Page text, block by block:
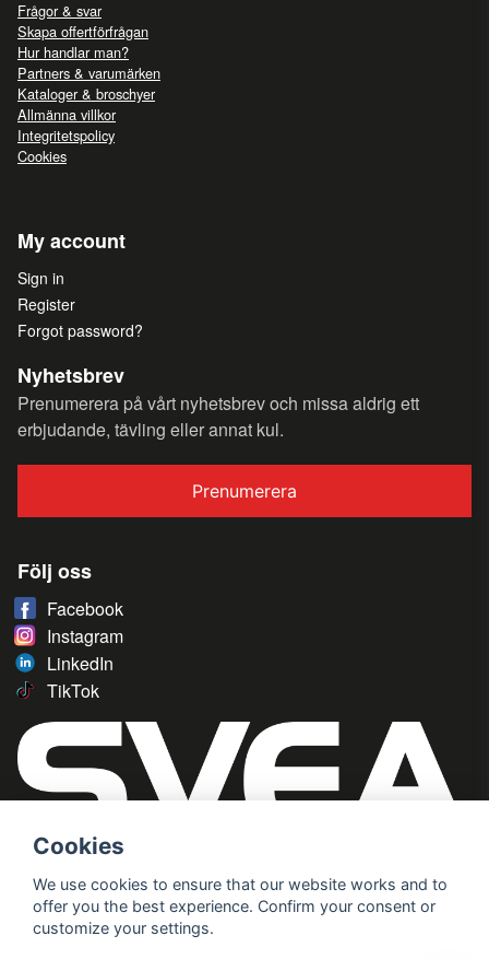
Frågor & svar
Skapa offertförfrågan
Hur handlar man?
Partners & varumärken
Kataloger & broschyer
Allmänna villkor
Integritetspolicy
Cookies
My account
Sign in
Register
Forgot password?
Nyhetsbrev
Prenumerera på vårt nyhetsbrev och missa aldrig ett
erbjudande, tävling eller annat kul.
Prenumerera
Följ oss
Facebook
Instagram
LinkedIn
TikTok
Cookies
We use cookies to ensure that our website works and to
offer you the best experience. Confirm your consent or
customize your settings.